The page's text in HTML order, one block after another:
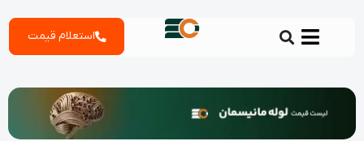
استعلام قیمت